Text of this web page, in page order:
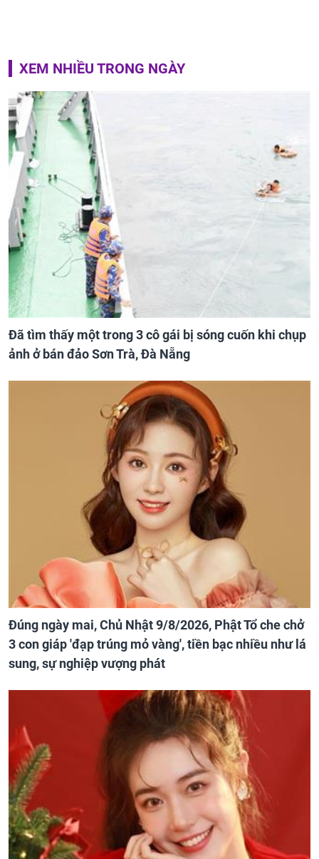
XEM NHIỀU TRONG NGÀY
Đã tìm thấy một trong 3 cô gái bị sóng cuốn khi chụp
ảnh ở bán đảo Sơn Trà, Đà Nẵng
Đúng ngày mai, Chủ Nhật 9/8/2026, Phật Tổ che chở
3 con giáp 'đạp trúng mỏ vàng', tiền bạc nhiều như lá
sung, sự nghiệp vượng phát